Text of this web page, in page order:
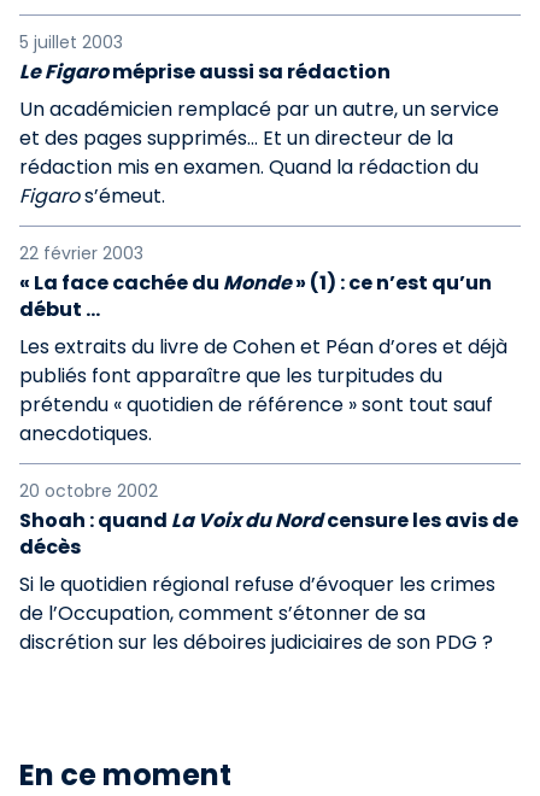
5 juillet 2003
Le Figaroméprise aussi sa rédaction
Un académicien remplacé par un autre, un service
et des pages supprimés... Et un directeur de la
rédaction mis en examen. Quand la rédaction du
Figaros’émeut.
22 février 2003
« La face cachée du Monde» (1) : ce n’est qu’un
début …
Les extraits du livre de Cohen et Péan d’ores et déjà
publiés font apparaître que les turpitudes du
prétendu « quotidien de référence » sont tout sauf
anecdotiques.
20 octobre 2002
Shoah : quand La Voix du Nordcensure les avis de
décès
Si le quotidien régional refuse d’évoquer les crimes
de l’Occupation, comment s’étonner de sa
discrétion sur les déboires judiciaires de son PDG ?
En ce moment